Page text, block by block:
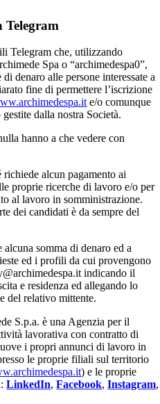
Telegram che, utilizzando
Spa o “archimedespa0”,
denaro alle persone interessate a
fine di permettere l’iscrizione
e/o comunque
dalla nostra Società.
hanno a che vedere con
alcun pagamento ai
proprie ricerche di lavoro e/o per
al lavoro in somministrazione.
dei candidati è da sempre del
somma di denaro ed a
ed i profili da cui provengono
indicando il
e residenza ed allegando lo
del relativo mittente.
S.p.a. è una Agenzia per il
lavorativa con contratto di
i propri annunci di lavoro in
le proprie filiali sul territorio
) e le proprie
LinkedIn,Facebook,Instagram,